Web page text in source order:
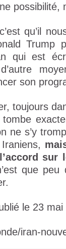
possibilité,
qu’il
Trump
qui est
son
toujours
ne s’y
sur
que
le 23 mai
iran-